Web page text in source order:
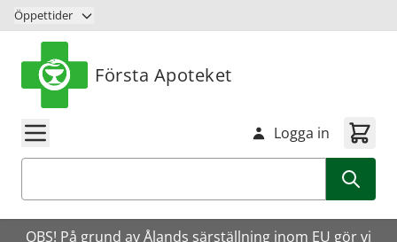
Hoppa till innehåll
Öppettider
Första Apoteket
Logga in
OBS! På grund av Ålands särställning inom EU gör vi